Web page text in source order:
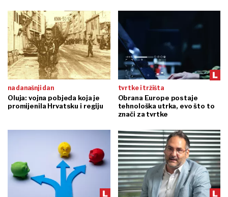
na današnji dan
Oluja: vojna pobjeda koja je
promijenila Hrvatsku i regiju
tvrtke i tržišta
Obrana Europe postaje
tehnološka utrka, evo što to
znači za tvrtke